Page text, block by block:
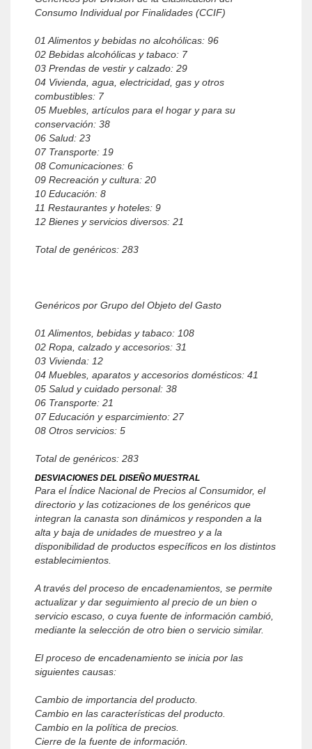
Consumo Individual por Finalidades (CCIF)
01 Alimentos y bebidas no alcohólicas: 96
02 Bebidas alcohólicas y tabaco: 7
03 Prendas de vestir y calzado: 29
04 Vivienda, agua, electricidad, gas y otros
combustibles: 7
05 Muebles, artículos para el hogar y para su
conservación: 38
06 Salud: 23
07 Transporte: 19
08 Comunicaciones: 6
09 Recreación y cultura: 20
10 Educación: 8
11 Restaurantes y hoteles: 9
12 Bienes y servicios diversos: 21
Total de genéricos: 283
Genéricos por Grupo del Objeto del Gasto
01 Alimentos, bebidas y tabaco: 108
02 Ropa, calzado y accesorios: 31
03 Vivienda: 12
04 Muebles, aparatos y accesorios domésticos: 41
05 Salud y cuidado personal: 38
06 Transporte: 21
07 Educación y esparcimiento: 27
08 Otros servicios: 5
Total de genéricos: 283
DESVIACIONES DEL DISEÑO MUESTRAL
Para el Índice Nacional de Precios al Consumidor, el
directorio y las cotizaciones de los genéricos que
integran la canasta son dinámicos y responden a la
alta y baja de unidades de muestreo y a la
disponibilidad de productos específicos en los distintos
establecimientos.
A través del proceso de encadenamientos, se permite
actualizar y dar seguimiento al precio de un bien o
servicio escaso, o cuya fuente de información cambió,
mediante la selección de otro bien o servicio similar.
El proceso de encadenamiento se inicia por las
siguientes causas:
Cambio de importancia del producto.
Cambio en las características del producto.
Cambio en la política de precios.
Cierre de la fuente de información.